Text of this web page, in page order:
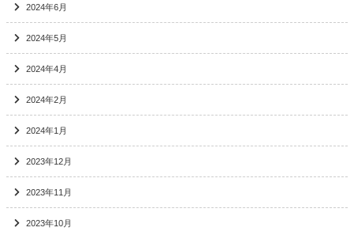
2024年6月
2024年5月
2024年4月
2024年2月
2024年1月
2023年12月
2023年11月
2023年10月